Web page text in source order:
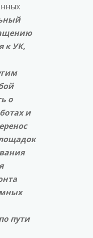
к УК,
о
и
пути